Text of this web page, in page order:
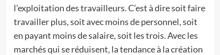
l’exploitation des travailleurs. C’est à dire soit faire
travailler plus, soit avec moins de personnel, soit
en payant moins de salaire, soit les trois. Avec les
marchés qui se réduisent, la tendance à la création